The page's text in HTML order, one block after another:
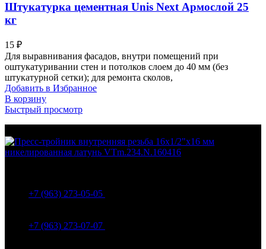
Штукатурка цементная Unis Next Армослой 25
кг
15 ₽
Для выравнивания фасадов, внутри помещений при
оштукатуривании стен и потолков слоем до 40 мм (без
штукатурной сетки); для ремонта сколов,
Добавить в Избранное
В корзину
Быстрый просмотр
+7 (963) 273-05-05
+7 (963) 273-07-07